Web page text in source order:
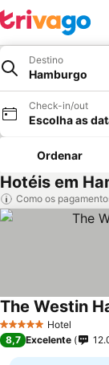
Destino
Hamburgo
Check-in/out
Escolha as
Ordenar
Hotéis em
Como os
5 Estrelas Hotel
The Westin
8,7 Excelente